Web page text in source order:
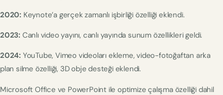
2020: Keynote’a gerçek zamanlı işbirliği özelliği eklendi.
2023: Canlı video yayını, canlı yayında sunum özellikleri geldi.
2024: YouTube, Vimeo videoları ekleme, video-fotoğaftan arka
plan silme özelliği, 3D obje desteği eklendi.
Microsoft Office ve PowerPoint ile optimize çalışma özelliği dahil